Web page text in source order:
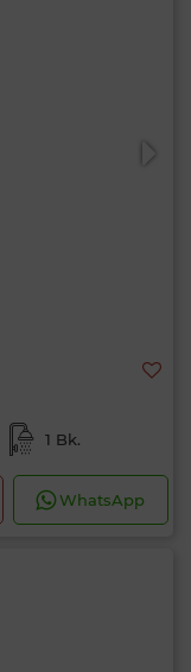
1 Bk.
WhatsApp